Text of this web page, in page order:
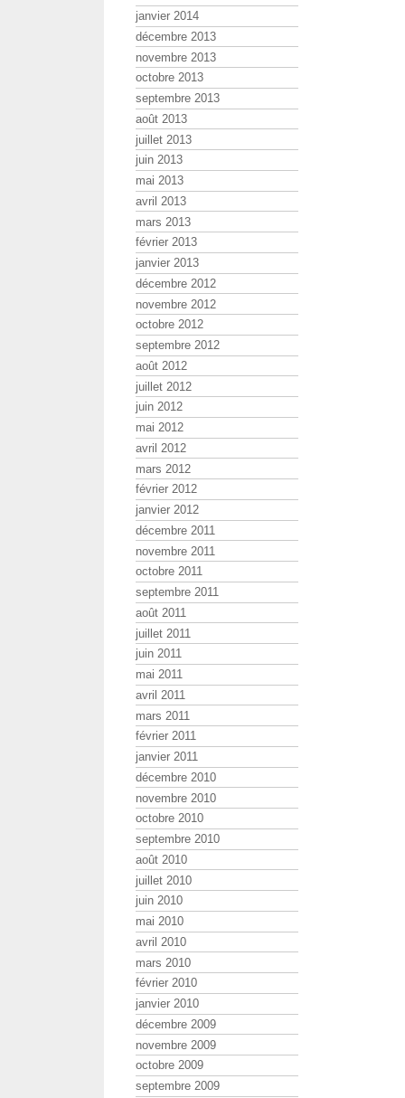
janvier 2014
décembre 2013
novembre 2013
octobre 2013
septembre 2013
août 2013
juillet 2013
juin 2013
mai 2013
avril 2013
mars 2013
février 2013
janvier 2013
décembre 2012
novembre 2012
octobre 2012
septembre 2012
août 2012
juillet 2012
juin 2012
mai 2012
avril 2012
mars 2012
février 2012
janvier 2012
décembre 2011
novembre 2011
octobre 2011
septembre 2011
août 2011
juillet 2011
juin 2011
mai 2011
avril 2011
mars 2011
février 2011
janvier 2011
décembre 2010
novembre 2010
octobre 2010
septembre 2010
août 2010
juillet 2010
juin 2010
mai 2010
avril 2010
mars 2010
février 2010
janvier 2010
décembre 2009
novembre 2009
octobre 2009
septembre 2009